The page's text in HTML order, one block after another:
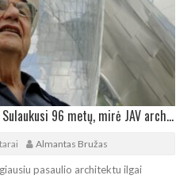
FRANK O. GEHRY (1929-2025): Sulaukusi 96 metų, mirė JAV architektūros žvaigždė
Almantas Bružas
pasaulio architektu ilgai